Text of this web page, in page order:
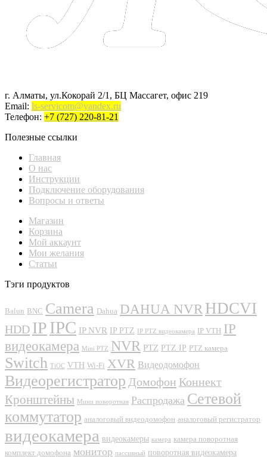
г. Алматы, ул.Кокорай 2/1, БЦ Массагет, офис 219
Email: ls-servicom@yandex.ru
Телефон: +7 (727) 220-81-21
Полезные ссылки
Главная
О нас
Инструкции
Подключение оборудования
Вопросы и ответы
Магазин
Корзина
Мой аккаунт
Мои желания
Статьи
Тэги продуктов
Balun BNC Camera Dahua DAHUA NVR HDCVI
HDD IPIPC IP NVR IP PTZ IP PTZ видеокамера IP VTH IP
видеокамера
Mini PTZ NVR PTZ PTZ IP PTZ камера
Switch TiOC VTH Wi-Fi XVR Видеодомофон
Видеорегистратор Домофон Коннект
Кронштейны Мини поворотная Распродажа Сетевой
коммутатор аналоговый видеодомофон аналоговый регистратор
видеокамера видеокамеры камера камера поворотная
комплект домофона монитор пассивный поворотная видеокамера